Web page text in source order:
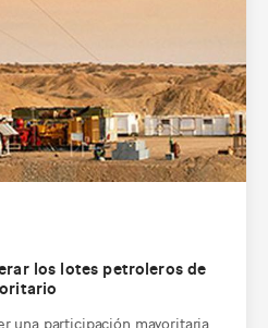
los lotes petroleros de
una participación mayoritaria